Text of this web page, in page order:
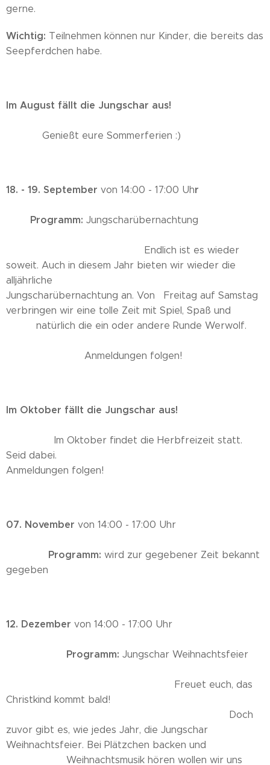
gerne.
Wichtig: Teilnehmen können nur Kinder, die bereits das
Seepferdchen habe.
Im August fällt die Jungschar aus!
Genießt eure Sommerferien :)
18. - 19. September von 14:00 - 17:00 Uhr
Programm: Jungscharübernachtung
Endlich ist es wieder
soweit. Auch in diesem Jahr bieten wir wieder die
alljährliche
Jungscharübernachtung an. Von Freitag auf Samstag
verbringen wir eine tolle Zeit mit Spiel, Spaß und
natürlich die ein oder andere Runde Werwolf.
Anmeldungen folgen!
Im Oktober fällt die Jungschar aus!
Im Oktober findet die Herbfreizeit statt.
Seid dabei.
Anmeldungen folgen!
07. November von 14:00 - 17:00 Uhr
Programm: wird zur gegebener Zeit bekannt
gegeben
12. Dezember von 14:00 - 17:00 Uhr
Programm: Jungschar Weihnachtsfeier
Freuet euch, das
Christkind kommt bald!
Doch
zuvor gibt es, wie jedes Jahr, die Jungschar
Weihnachtsfeier. Bei Plätzchen backen und
Weihnachtsmusik hören wollen wir uns